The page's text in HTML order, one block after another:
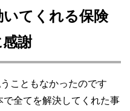
てくれる保険
謝
こともなかったのです
全てを解決してくれた事